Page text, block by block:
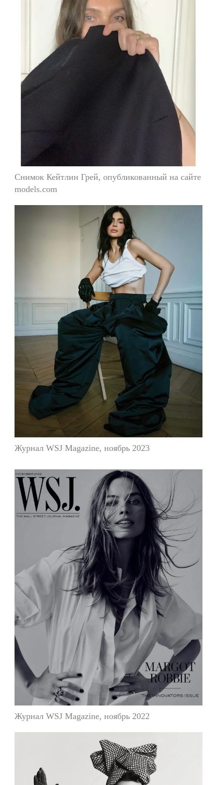
Снимок Кейтлин Грей, опубликованный на сайте
models.com
Журнал WSJ Magazine, ноябрь 2023
Журнал WSJ Magazine, ноябрь 2022